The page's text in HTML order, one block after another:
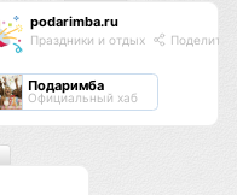
podarimba.ru
Праздники и отдых
Подаримба
Официальный хаб